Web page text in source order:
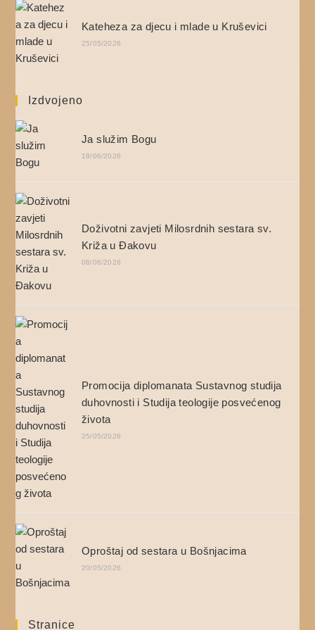
Kateheza za djecu i mlade u Kruševici
25/05/2026
Izdvojeno
Ja služim Bogu
19/06/2026
Doživotni zavjeti Milosrdnih sestara sv.
Križa u Đakovu
08/06/2026
Promocija diplomanata Sustavnog studija
duhovnosti i Studija teologije posvećenog
života
25/05/2026
Oproštaj od sestara u Bošnjacima
20/05/2026
Stranice